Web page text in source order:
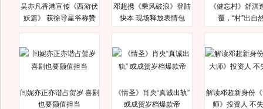
吴亦凡香港宣传《西游伏
妖篇》 获徐导星爷称赞
邓超携《乘风破浪》登陆
快本 现场释放表情包
《健忘村》舒淇
覆，“村”出自
闫妮亦正亦谐占贺岁 喜剧
也要颜值担当
《情圣》肖央“真诚出轨”
或成贺岁档爆款帝
解读邓超新身份
师》投资人 不